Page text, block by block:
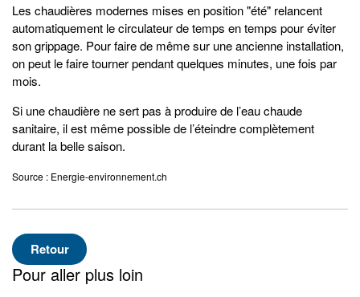
Les chaudières modernes mises en position "été" relancent
automatiquement le circulateur de temps en temps pour éviter
son grippage. Pour faire de même sur une ancienne installation,
on peut le faire tourner pendant quelques minutes, une fois par
mois.
Si une chaudière ne sert pas à produire de l’eau chaude
sanitaire, il est même possible de l’éteindre complètement
durant la belle saison.
Source : Energie-environnement.ch
Retour
Pour aller plus loin